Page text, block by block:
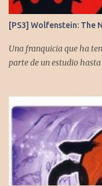
[PS3] Wolfenstein: The
Una franquicia que ha
parte de un estudio